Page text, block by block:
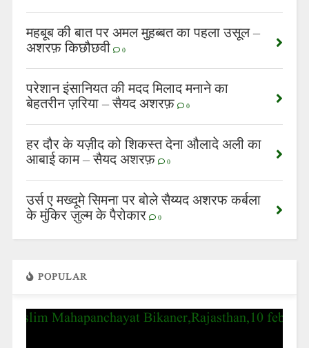
महबूब की बात पर अमल मुहब्बत का पहला उसूल –
अशरफ़ किछौछवी 0
परेशान इंसानियत की मदद मिलाद मनाने का
बेहतरीन ज़रिया – सैयद अशरफ़ 0
हर दौर के यज़ीद को शिकस्त देना औलादे अली का
आबाई काम – सैयद अशरफ़ 0
उर्स ए मख्दूमे सिमना पर बोले सैय्यद अशरफ कर्बला
के मुंकिर ज़ुल्म के पैरोकार 0
POPULAR